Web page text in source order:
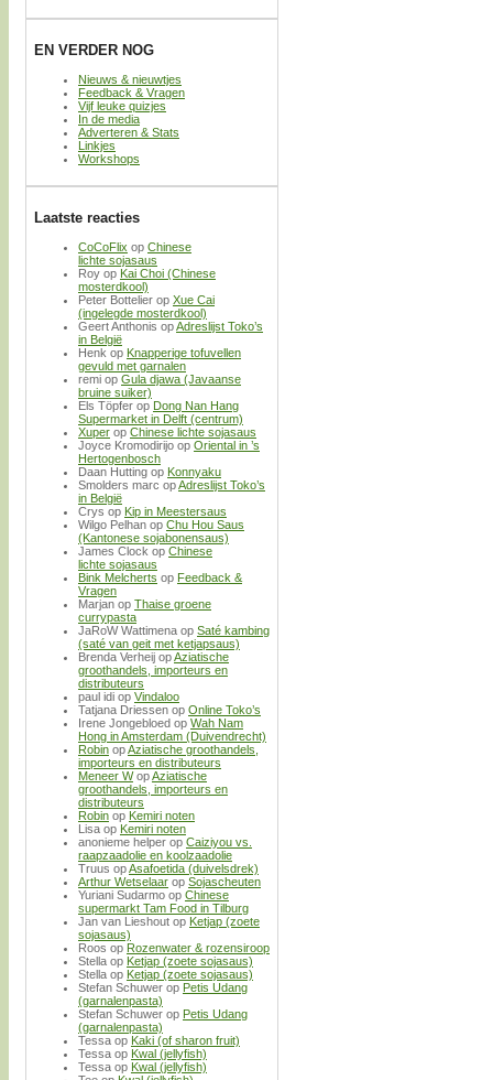
EN VERDER NOG
Nieuws & nieuwtjes
Feedback & Vragen
Vijf leuke quizjes
In de media
Adverteren & Stats
Linkjes
Workshops
Laatste reacties
CoCoFlix op Chinese
lichte sojasaus
Roy op Kai Choi (Chinese
mosterdkool)
Peter Bottelier op Xue Cai
(ingelegde mosterdkool)
Geert Anthonis opAdreslijst Toko’s
in België
Henk op Knapperige tofuvellen
gevuld met garnalen
remi op Gula djawa (Javaanse
bruine suiker)
Els Töpfer op Dong Nan Hang
Supermarket in Delft (centrum)
Xuper op Chinese lichte sojasaus
Joyce Kromodirijo op Oriental in ’s
Hertogenbosch
Daan Hutting op Konnyaku
Smolders marc opAdreslijst Toko’s
in België
Crys op Kip in Meestersaus
Wilgo Pelhan op Chu Hou Saus
(Kantonese sojabonensaus)
James Clock op Chinese
lichte sojasaus
Bink Melcherts op Feedback &
Vragen
Marjan op Thaise groene
currypasta
JaRoW Wattimena op Saté kambing
(saté van geit met ketjapsaus)
Brenda Verheij opAziatische
groothandels, importeurs en
distributeurs
paul idi op Vindaloo
Tatjana Driessen op Online Toko’s
Irene Jongebloed op Wah Nam
Hong in Amsterdam (Duivendrecht)
Robin opAziatische groothandels,
importeurs en distributeurs
Meneer WopAziatische
groothandels, importeurs en
distributeurs
Robin op Kemiri noten
Lisa op Kemiri noten
anonieme helper op Caiziyou vs.
raapzaadolie en koolzaadolie
Truus opAsafoetida (duivelsdrek)
Arthur Wetselaar op Sojascheuten
Yuriani Sudarmo op Chinese
supermarkt Tam Food in Tilburg
Jan van Lieshout op Ketjap (zoete
sojasaus)
Roos op Rozenwater & rozensiroop
Stella op Ketjap (zoete sojasaus)
Stella op Ketjap (zoete sojasaus)
Stefan Schuwer op Petis Udang
(garnalenpasta)
Stefan Schuwer op Petis Udang
(garnalenpasta)
Tessa op Kaki (of sharon fruit)
Tessa op Kwal (jellyfish)
Tessa op Kwal (jellyfish)